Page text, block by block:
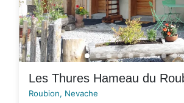
Roubion, Nevache